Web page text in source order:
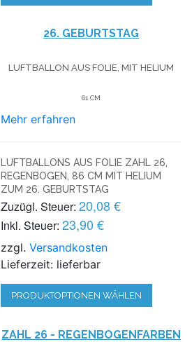
26. GEBURTSTAG
LUFTBALLON AUS FOLIE, MIT HELIUM
61 CM
Mehr erfahren
LUFTBALLONS AUS FOLIE ZAHL 26,
REGENBOGEN, 86 CM MIT HELIUM
ZUM 26. GEBURTSTAG
Zuzügl. Steuer: 20,08 €
Inkl. Steuer: 23,90 €
zzgl.Versandkosten
Lieferzeit: lieferbar
PRODUKTOPTIONEN WÄHLEN
ZAHL 26 - REGENBOGENFARBEN